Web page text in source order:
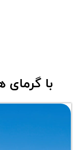
با گرمای